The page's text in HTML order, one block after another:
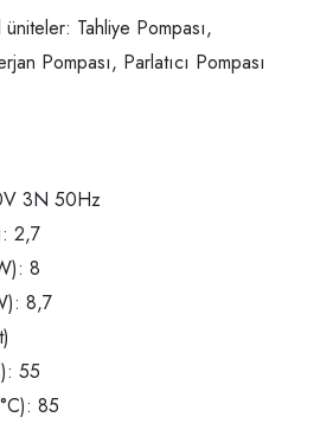
Tahliye Pompası,
Pompası, Parlatıcı Pompası
3N 50Hz
2,7
8
8,7
55
85